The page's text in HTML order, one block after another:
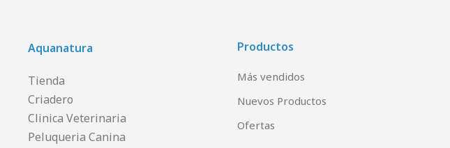
Aquanatura
Tienda
Criadero
Clinica Veterinaria
Peluqueria Canina
Productos
Más vendidos
Nuevos Productos
Ofertas